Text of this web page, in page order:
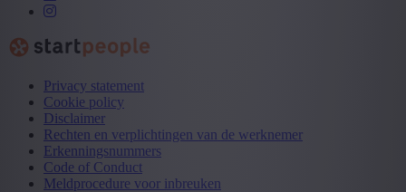
Privacy statement
Cookie policy
Disclaimer
Rechten en verplichtingen van de werknemer
Erkenningsnummers
Code of Conduct
Meldprocedure voor inbreuken